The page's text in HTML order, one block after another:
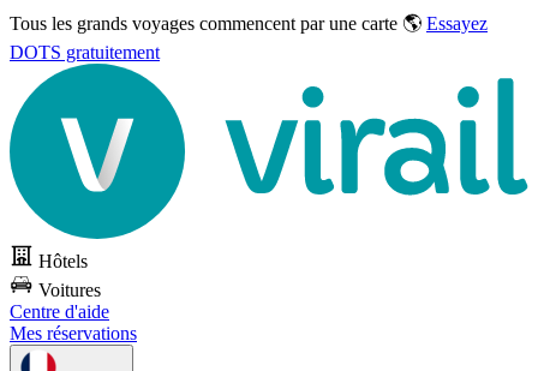
Tous les grands voyages commencent par une carte 🌎 Essayez
DOTS gratuitement
Hôtels
Voitures
Centre d'aide
Mes réservations